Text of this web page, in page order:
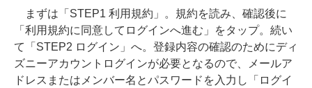
まずは「STEP1 利用規約」。規約を読み、確認後に
「利用規約に同意してログインへ進む」をタップ。続い
て「STEP2 ログイン」へ。登録内容の確認のためにディ
ズニーアカウントログインが必要となるので、メールア
ドレスまたはメンバー名とパスワードを入力し「ログイ